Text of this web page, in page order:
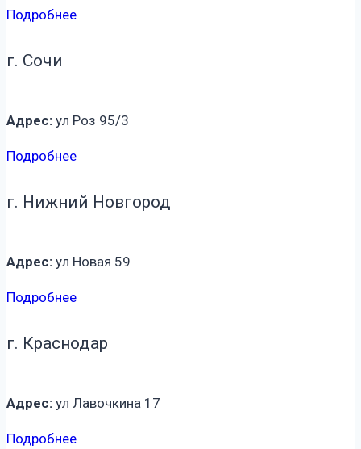
Подробнее
г. Сочи
Адрес: ул Роз 95/3
Подробнее
г. Нижний Новгород
Адрес: ул Новая 59
Подробнее
г. Краснодар
Адрес: ул Лавочкина 17
Подробнее